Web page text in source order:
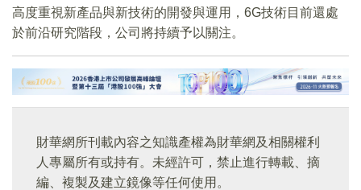
高度重視新產品與新技術的開發與運用，6G技術目前還處
於前沿研究階段，公司將持續予以關注。
財華網所刊載內容之知識產權為財華網及相關權利
人專屬所有或持有。未經許可，禁止進行轉載、摘
編、複製及建立鏡像等任何使用。